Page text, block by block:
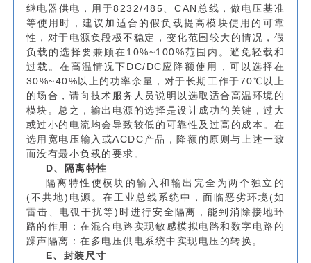
继电器供电，用于8232/485、CAN总线，做电压基准
等使用时，建议加适合的假负载提高模块使用的可靠
性，对于电源负段极不稳定，变化范围较大的情况，假
负载的选择要兼顾在10%~100%范围内。避免轻载和
过载。在高温情况下DC/DC应降额使用，可以选择在
30%~40%以上的功率余量，对于长期工作于70℃以上
的场合，请向技术服务人员说明以选取适合高温环境的
模块。总之，输出电源的选择是设计成功的关键，过大
或过小的电流均会导致较低的可靠性及过高的成本。在
选用宽电压输入或ACDC产品，降额的原则与上述一致
而没有最小负载的要求。
D、隔离特性
隔离特性使模块的输入和输出完全为两个独立的
(不共地)电源。在工业总线系统中，面临恶劣环境(如
雷击、电弧干扰等)时进行安全隔离，能到消除接地环
路的作用：在混合电路实现敏感模拟电路和数字电路的
躁声隔离：在多电压供电系统中实现电压的转换。
E、封装尺寸